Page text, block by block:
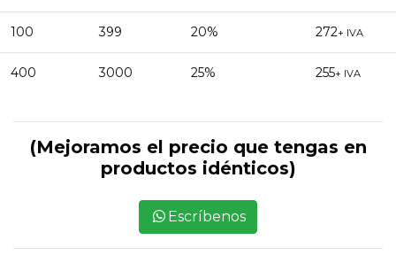
100 399 20% 272+ IVA
400 3000 25% 255+ IVA
(Mejoramos el precio que tengas en
productos idénticos)
Escríbenos